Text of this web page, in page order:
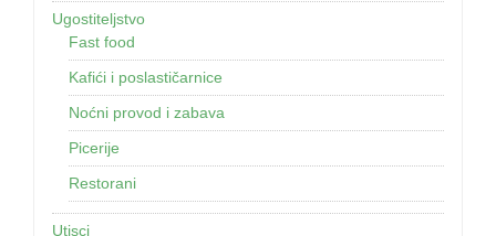
Ugostiteljstvo
Fast food
Kafići i poslastičarnice
Noćni provod i zabava
Picerije
Restorani
Utisci